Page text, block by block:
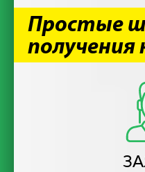
Простые
получения